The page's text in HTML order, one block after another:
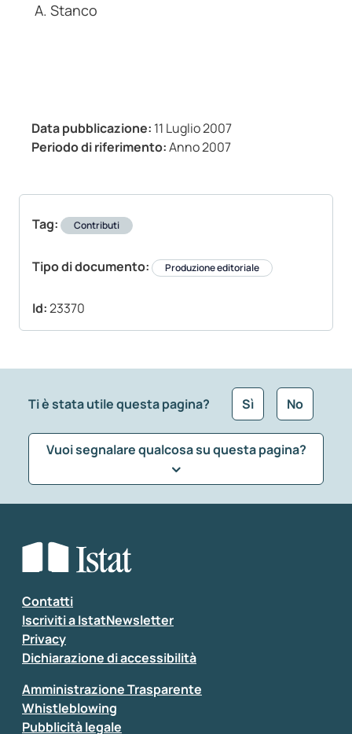
Data pubblicazione: 11 Luglio 2007
Periodo di riferimento:Anno 2007
Tag: Contributi
Tipo di documento: Produzione editoriale
Id:23370
A. Stanco
Ti è stata utile questa pagina? Sì No
Vuoi segnalare qualcosa su questa pagina?
Seleziona la tipologia della segnalazione
Inserisci il tuo commento
Contatti
Iscriviti a IstatNewsletter
Privacy
Dichiarazione di accessibilità
Amministrazione Trasparente
Whistleblowing
Pubblicità legale